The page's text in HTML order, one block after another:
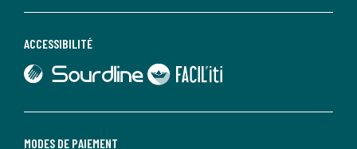
MODES DE PAIEMENT
ACCESSIBILITÉ
lien vers Sourdline
lien vers Faciliti